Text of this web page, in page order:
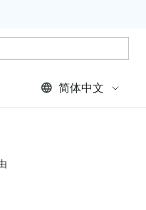
简体中文